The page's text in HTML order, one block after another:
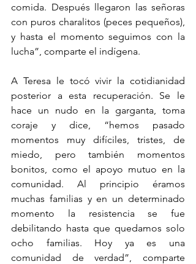
comida. Después llegaron las señoras
con puros charalitos (peces pequeños),
y hasta el momento seguimos con la
lucha”, comparte el indígena.
A Teresa le tocó vivir la cotidianidad
posterior a esta recuperación. Se le
hace un nudo en la garganta, toma
coraje y dice, “hemos pasado
momentos muy difíciles, tristes, de
miedo, pero también momentos
bonitos, como el apoyo mutuo en la
comunidad. Al principio éramos
muchas familias y en un determinado
momento la resistencia se fue
debilitando hasta que quedamos solo
ocho familias. Hoy ya es una
comunidad de verdad”, comparte